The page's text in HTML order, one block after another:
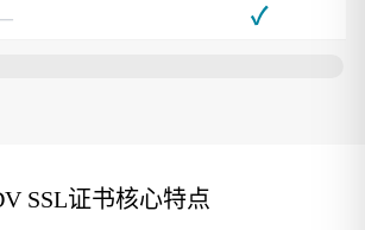
✓
SSL证书核心特点